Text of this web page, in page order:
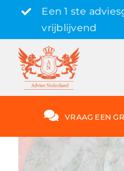
content
Een 1 ste
vrijblijvend
Hypotheek
VRAAG EEN